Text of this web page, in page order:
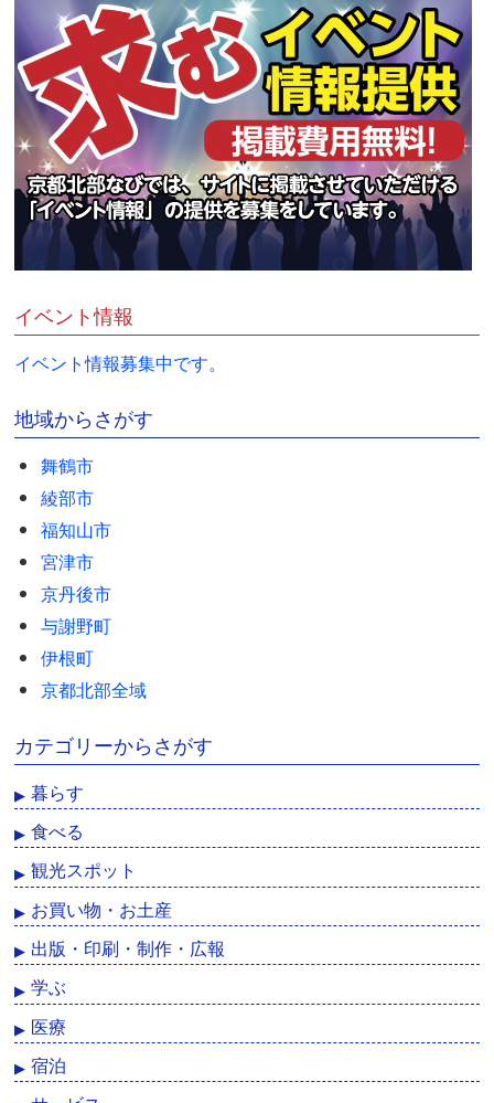
イベント情報
イベント情報募集中です。
地域からさがす
舞鶴市
綾部市
福知山市
宮津市
京丹後市
与謝野町
伊根町
京都北部全域
カテゴリーからさがす
暮らす
食べる
観光スポット
お買い物・お土産
出版・印刷・制作・広報
学ぶ
医療
宿泊